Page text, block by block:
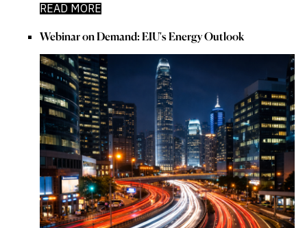
READ MORE
Webinar on Demand: EIU's Energy Outlook